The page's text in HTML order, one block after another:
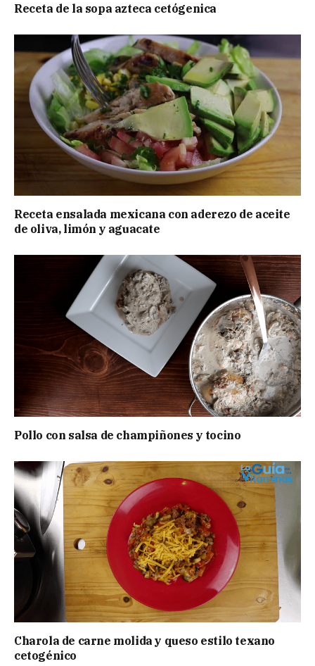
Receta de la sopa azteca cetógenica
Receta ensalada mexicana con aderezo de aceite
de oliva, limón y aguacate
Pollo con salsa de champiñones y tocino
Charola de carne molida y queso estilo texano
cetogénico